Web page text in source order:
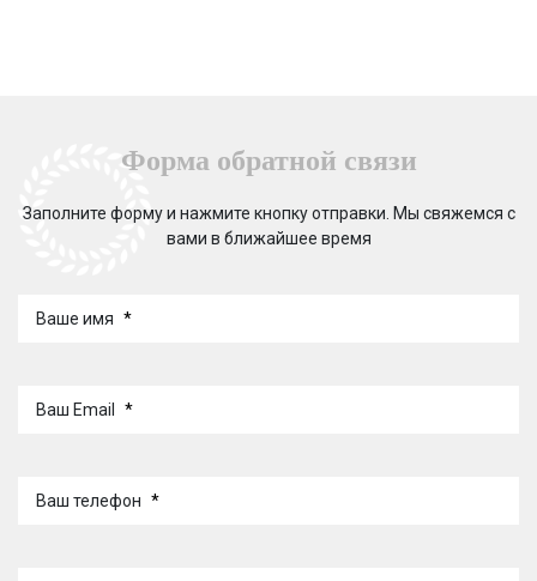
Форма обратной связи
Заполните форму и нажмите кнопку отправки. Мы свяжемся с
вами в ближайшее время
Ваше имя *
Ваш Email *
Ваш телефон *